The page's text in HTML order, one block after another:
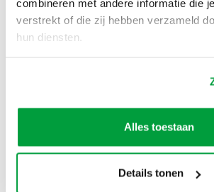
combineren met andere informatie die
verstrekt of die zij hebben verzameld
hun diensten.
Alles toestaan
Details tonen
Bestel direct je
Scherpe prijzen
Snelle levering
Goede kwaliteit